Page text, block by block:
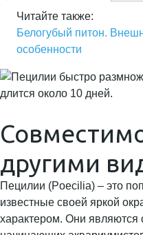
Читайте также:
Белогубый питон.
особенности
другими
Пецилии (Poecilia) – это
известные своей яркой
характером. Они